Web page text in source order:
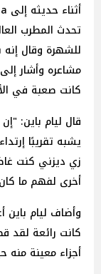
تحدث المطرب
للشهرة وقال
مشاعره وأشار إلى
كانت صعبة في
يشبه تقريبًا
زي ديزني كنت
أخرى لفهم ما
كانت رائعة لقد
أجزاء معينة